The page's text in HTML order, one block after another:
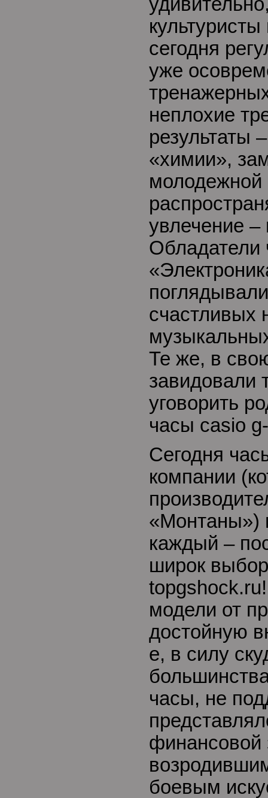
сегодня
уже
неплохие
результаты
«химии»,
молодежной
увлечение
Обладатели
счастливых
Те же, в
завидовали
уговорить
часы casio
Сегодня
компании
«Монтаны»)
каждый –
широк
модели от
достойную
е, в силу
часы, не
финансовой
боевым